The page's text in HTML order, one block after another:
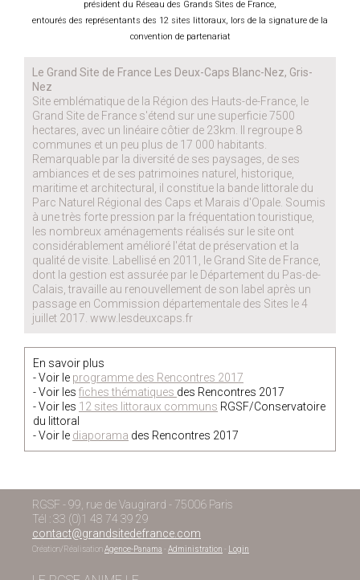
président du Réseau des Grands Sites de France,
entourés des représentants des 12 sites littoraux, lors de la signature de la
convention de partenariat
Le Grand Site de France Les Deux-Caps Blanc-Nez, Gris-
Nez
Site emblématique de la Région des Hauts-de-France, le
Grand Site de France s'étend sur une superficie 7500
hectares, avec un linéaire côtier de 23km. Il regroupe 8
communes et un peu plus de 17 000 habitants.
Remarquable par la diversité de ses paysages, de ses
ambiances et de ses patrimoines naturel, historique,
maritime et architectural, il constitue la bande littorale du
Parc Naturel Régional des Caps et Marais d'Opale. Soumis
à une très forte pression par la fréquentation touristique,
les nombreux aménagements réalisés sur le site ont
considérablement amélioré l'état de préservation et la
qualité de visite. Labellisé en 2011, le Grand Site de France,
dont la gestion est assurée par le Département du Pas-de-
Calais, travaille au renouvellement de son label après un
passage en Commission départementale des Sites le 4
juillet 2017. www.lesdeuxcaps.fr
En savoir plus
- Voir le programme des Rencontres 2017
- Voir les fiches thématiques des Rencontres 2017
- Voir les 12 sites littoraux communs RGSF/Conservatoire
du littoral
- Voir le diaporama des Rencontres 2017
RGSF - 99, rue de Vaugirard - 75006 Paris
Tél : 33 (0)1 48 74 39 29
contact@grandsitedefrance.com
Création/RéalisationAgence-Panama - Administration - Login